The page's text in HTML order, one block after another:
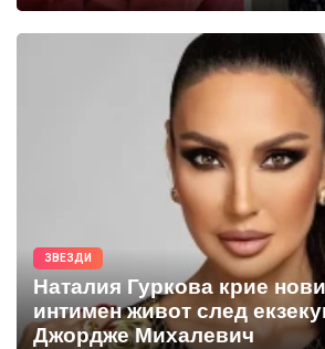
ЗВЕЗДИ
Наталия Гуркова крие
интимен живот след
Джордже Михалевич